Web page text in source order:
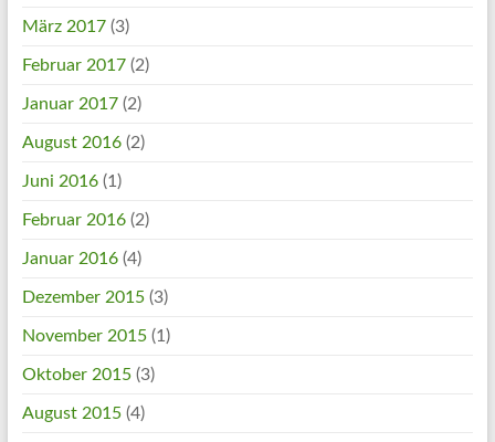
März 2017(3)
Februar 2017(2)
Januar 2017(2)
August 2016(2)
Juni 2016(1)
Februar 2016(2)
Januar 2016(4)
Dezember 2015(3)
November 2015(1)
Oktober 2015(3)
August 2015(4)